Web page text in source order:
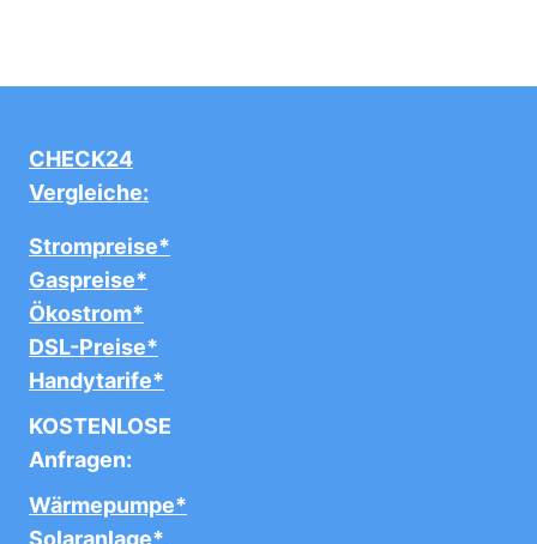
CHECK24
Vergleiche:
Strompreise*
Gaspreise*
Ökostrom*
DSL-Preise*
Handytarife*
KOSTENLOSE
Anfragen:
Wärmepumpe*
Solaranlage*